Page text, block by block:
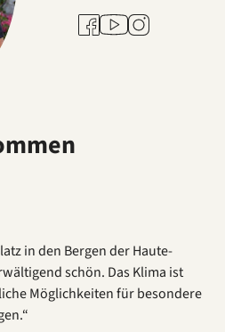
Facebook
YoutubeInstagram
in den Bergen der Haute-
schön. Das Klima ist
Möglichkeiten für besondere